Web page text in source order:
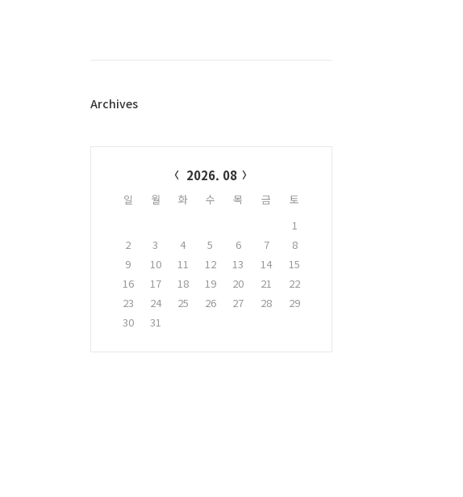
플
Archives
2026. 08
일 월 화 수 목 금
토
1
2
3 4 5 6 7
8
9
10 11 12 13 14
15
16
17 18 19 20 21
22
23
24 25 26 27 28
29
30
31